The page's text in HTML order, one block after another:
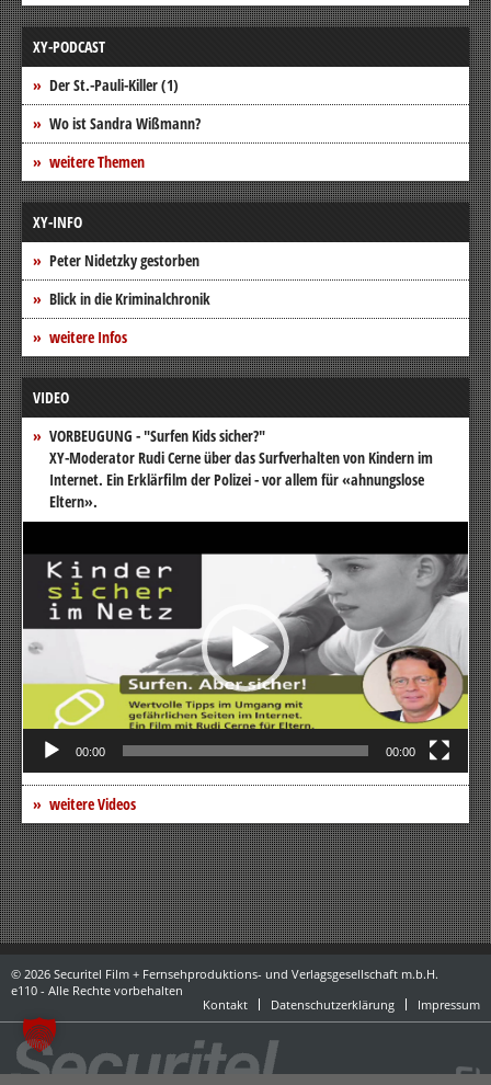
XY-PODCAST
Der St.-Pauli-Killer (1)
Wo ist Sandra Wißmann?
weitere Themen
XY-INFO
Peter Nidetzky gestorben
Blick in die Kriminalchronik
weitere Infos
VIDEO
VORBEUGUNG - "Surfen Kids sicher?"
XY-Moderator Rudi Cerne über das Surfverhalten von Kindern im
Internet. Ein Erklärfilm der Polizei - vor allem für «ahnungslose
Eltern».
Video-
00:00 00:00
weitere Videos
© 2026 Securitel Film + Fernsehproduktions- und Verlagsgesellschaft m.b.H.
e110 - Alle Rechte vorbehalten
Kontakt
Datenschutzerklärung Impressum
powered by danubius